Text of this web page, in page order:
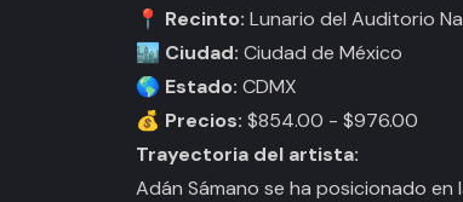
📍 Recinto: Lunario del Auditorio
🏙️ Ciudad: Ciudad de México
🌎 Estado: CDMX
💰 Precios: $854.00 - $976.00
Trayectoria del artista:
Adán Sámano se ha posicionado